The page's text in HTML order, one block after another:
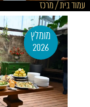
עמוד בית/מרכז
מומלץ
2026